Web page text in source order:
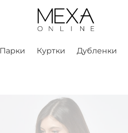
Парки Куртки Дубленки